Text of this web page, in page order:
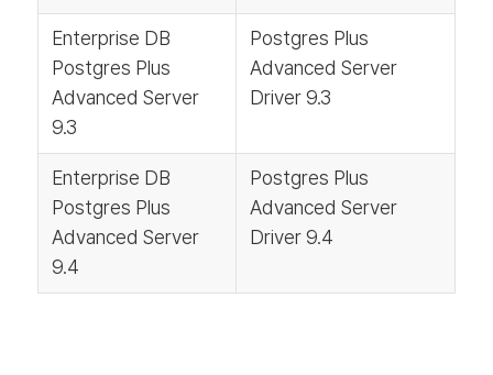
Enterprise DB
Postgres Plus
Advanced Server
9.3
Postgres Plus
Advanced Server
Driver 9.3
Enterprise DB
Postgres Plus
Advanced Server
9.4
Postgres Plus
Advanced Server
Driver 9.4